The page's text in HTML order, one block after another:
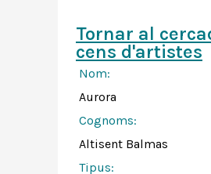
Tornar al
cens d'artistes
Nom:
Aurora
Cognoms:
Altisent Balmas
Tipus: